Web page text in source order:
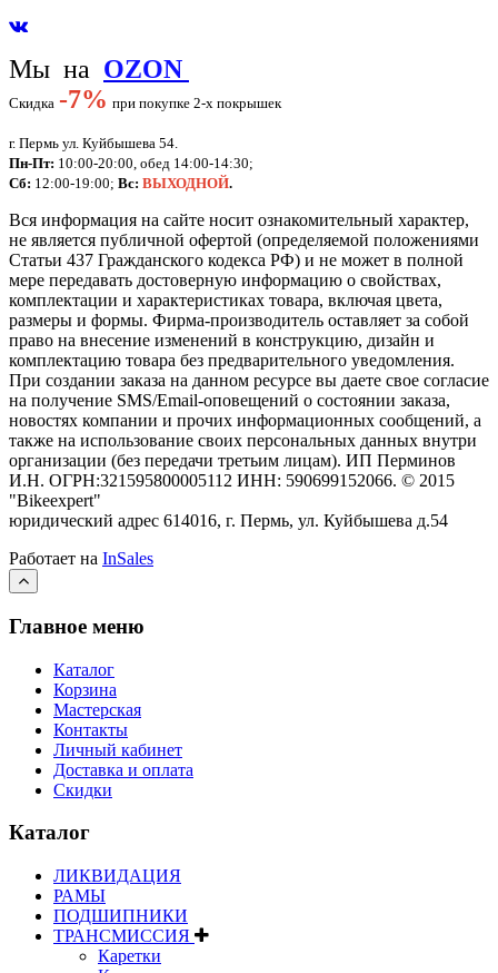
Мы на OZON
Скидка -7% при покупке 2-х покрышек
г. Пермь ул. Куйбышева 54.
Пн-Пт: 10:00-20:00, обед 14:00-14:30;
Сб: 12:00-19:00; Вс: ВЫХОДНОЙ.
Вся информация на сайте носит ознакомительный характер,
не является публичной офертой (определяемой положениями
Статьи 437 Гражданского кодекса РФ) и не может в полной
мере передавать достоверную информацию о свойствах,
комплектации и характеристиках товара, включая цвета,
размеры и формы. Фирма-производитель оставляет за собой
право на внесение изменений в конструкцию, дизайн и
комплектацию товара без предварительного уведомления.
При создании заказа на данном ресурсе вы даете свое согласие
на получение SMS/Email-оповещений о состоянии заказа,
новостях компании и прочих информационных сообщений, а
также на использование своих персональных данных внутри
организации (без передачи третьим лицам). ИП Перминов
И.Н. ОГРН:321595800005112 ИНН: 590699152066. © 2015
"Bikeexpert"
юридический адрес 614016, г. Пермь, ул. Куйбышева д.54
Работает на InSales
Главное меню
Каталог
Корзина
Мастерская
Контакты
Личный кабинет
Доставка и оплата
Скидки
Каталог
ЛИКВИДАЦИЯ
РАМЫ
ПОДШИПНИКИ
ТРАНСМИССИЯ
Каретки